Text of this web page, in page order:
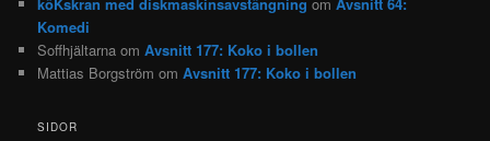
Komedi
Soffhjältarna omAvsnitt 177: Koko i bollen
Mattias Borgström omAvsnitt 177: Koko i bollen
SIDOR